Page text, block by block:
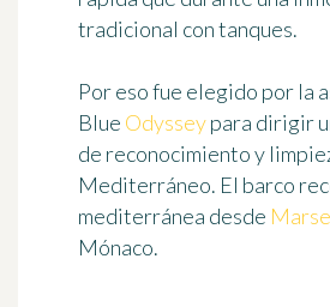
tradicional con tanques.
Por eso fue elegido por la
Blue Odysseypara dirigir
de reconocimiento y
Mediterráneo. El barco
mediterránea desde
Mónaco.